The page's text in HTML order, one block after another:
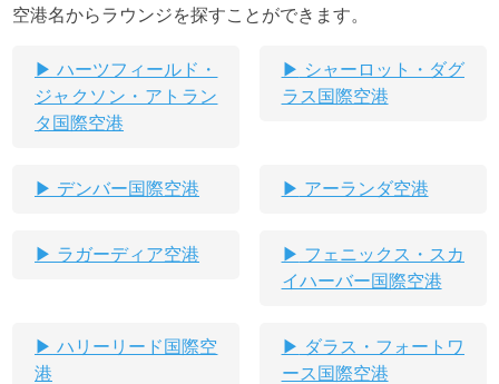
空港名からラウンジを探すことができます。
ハーツフィールド・
ジャクソン・アトラン
タ国際空港
シャーロット・ダグ
ラス国際空港
デンバー国際空港 アーランダ空港
ラガーディア空港
フェニックス・スカ
イハーバー国際空港
ハリーリード国際空
港
ダラス・フォートワ
ース国際空港